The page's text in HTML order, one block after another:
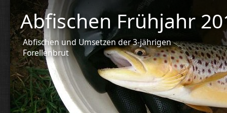
Abfischen Frühjahr
Abfischen und Umsetzen der 3-jährigen
Forellenbrut